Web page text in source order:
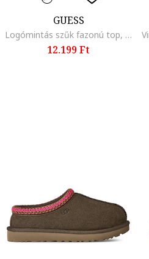
GUESS
Logómintás szűk fazonú top, Világosszürke/Fehér
12.199 Ft